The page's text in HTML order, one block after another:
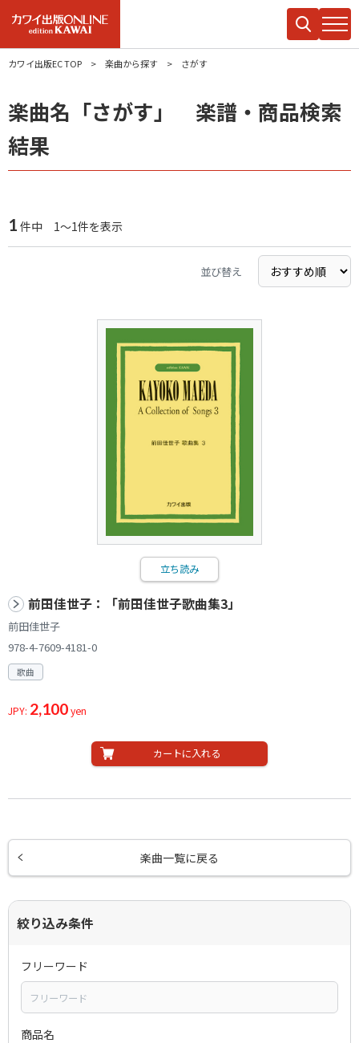
カワイ出版EC TOP 楽曲から探す さがす
楽曲名「さがす」 楽譜・商品検索
結果
1 件中 1～1件を表示
並び替え
立ち読み
前田佳世子：「前田佳世子歌曲集3」
前田佳世子
978-4-7609-4181-0
歌曲
JPY: 2,100yen
カートに入れる
楽曲一覧に戻る
絞り込み条件
フリーワード
商品名